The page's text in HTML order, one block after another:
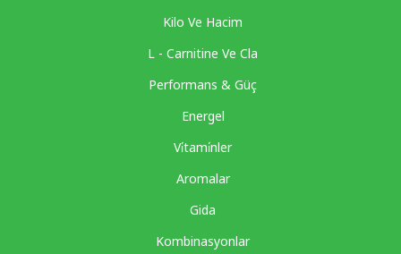
Kilo Ve Hacim
L - Carnitine Ve Cla
Performans & Güç
Energel
Vi̇tami̇nler
Aromalar
Gida
Kombinasyonlar